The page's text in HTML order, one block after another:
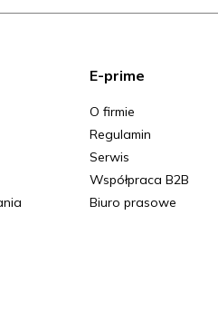
E-prime
O firmie
Regulamin
Serwis
Współpraca B2B
Biuro prasowe